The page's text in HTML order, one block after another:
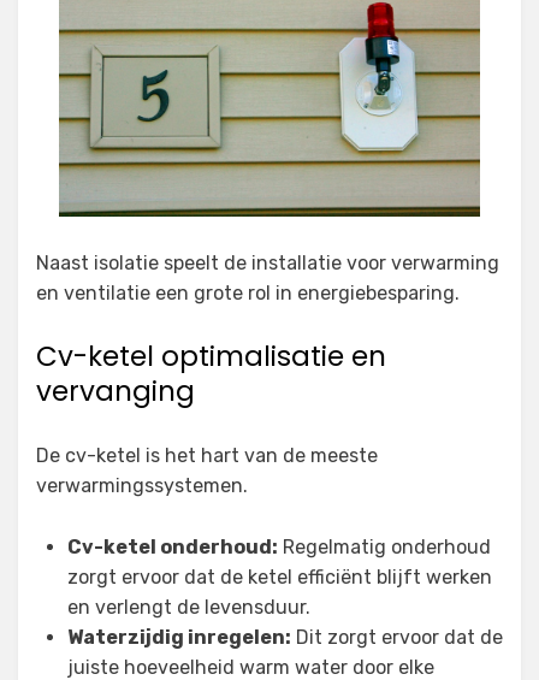
Naast isolatie speelt de installatie voor verwarming
en ventilatie een grote rol in energiebesparing.
Cv-ketel optimalisatie en
vervanging
De cv-ketel is het hart van de meeste
verwarmingssystemen.
Cv-ketel onderhoud: Regelmatig onderhoud
zorgt ervoor dat de ketel efficiënt blijft werken
en verlengt de levensduur.
Waterzijdig inregelen: Dit zorgt ervoor dat de
juiste hoeveelheid warm water door elke